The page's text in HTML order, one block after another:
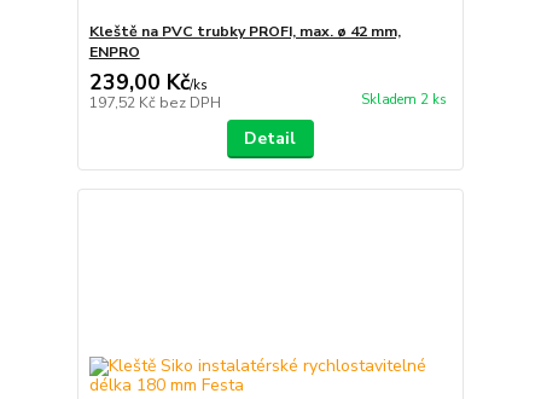
Kleště na PVC trubky PROFI, max. ø 42 mm,
ENPRO
239,00 Kč/ks
197,52 Kč bez DPH Skladem 2 ks
Detail